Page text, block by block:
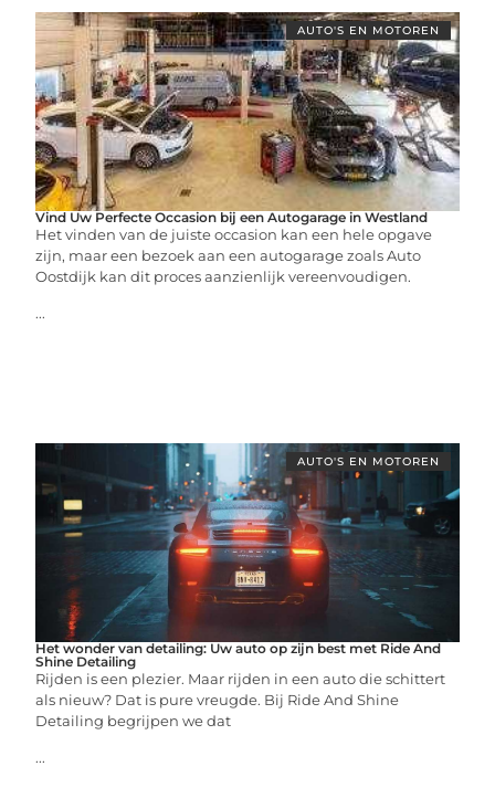
AUTO'S EN MOTOREN
Vind Uw Perfecte Occasion bij een Autogarage in Westland
Het vinden van de juiste occasion kan een hele opgave
zijn, maar een bezoek aan een autogarage zoals Auto
Oostdijk kan dit proces aanzienlijk vereenvoudigen.
...
AUTO'S EN MOTOREN
Het wonder van detailing: Uw auto op zijn best met Ride And
Shine Detailing
Rijden is een plezier. Maar rijden in een auto die schittert
als nieuw? Dat is pure vreugde. Bij Ride And Shine
Detailing begrijpen we dat
...